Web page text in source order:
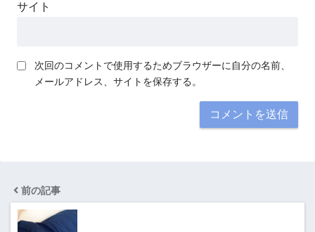
サイト
次回のコメントで使用するためブラウザーに自分の名前、
メールアドレス、サイトを保存する。
前の記事